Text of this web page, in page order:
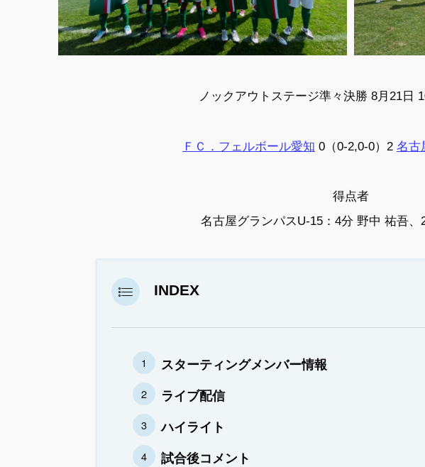
ノックアウトステージ準々決勝 8月21日
ＦＣ．フェルボール愛知 0（0-2,0-0）2 名古
得点者
名古屋グランパスU-15：4分 野中 祐吾、
INDEX
スターティングメンバー情報
ライブ配信
ハイライト
試合後コメント